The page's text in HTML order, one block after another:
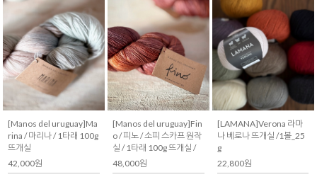
[Manos del uruguay]Ma
rina / 마리나 / 1타래 100g
뜨개실
42,000원
[Manos del uruguay]Fin
o / 피노 / 소피 스카프 원작
실 / 1타래 100g 뜨개실 /
48,000원
[LAMANA]Verona 라마
나 베로나 뜨개실 /1볼_25
g
22,800원